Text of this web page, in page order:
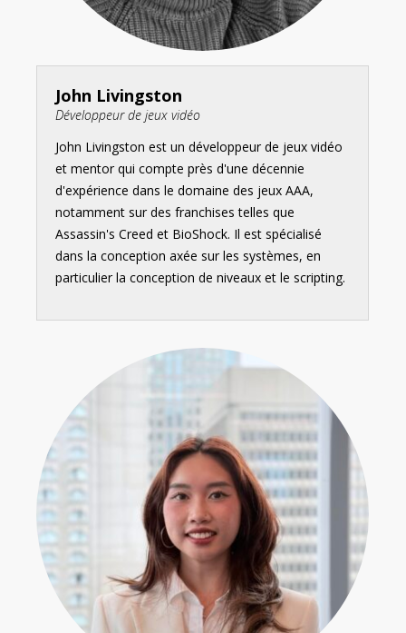
John Livingston
Développeur de jeux vidéo
John Livingston est un développeur de jeux vidéo
et mentor qui compte près d'une décennie
d'expérience dans le domaine des jeux AAA,
notamment sur des franchises telles que
Assassin's Creed et BioShock. Il est spécialisé
dans la conception axée sur les systèmes, en
particulier la conception de niveaux et le scripting.